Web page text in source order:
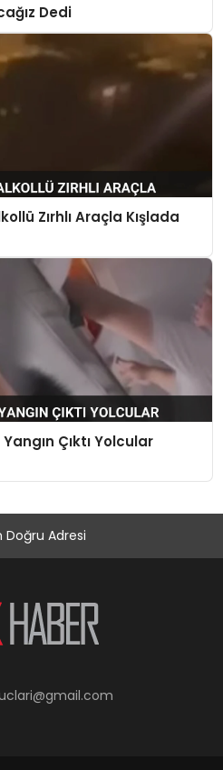
Dedi
Zırhlı Araçla Kışlada
Çıktı Yolcular
Doğru Adresi